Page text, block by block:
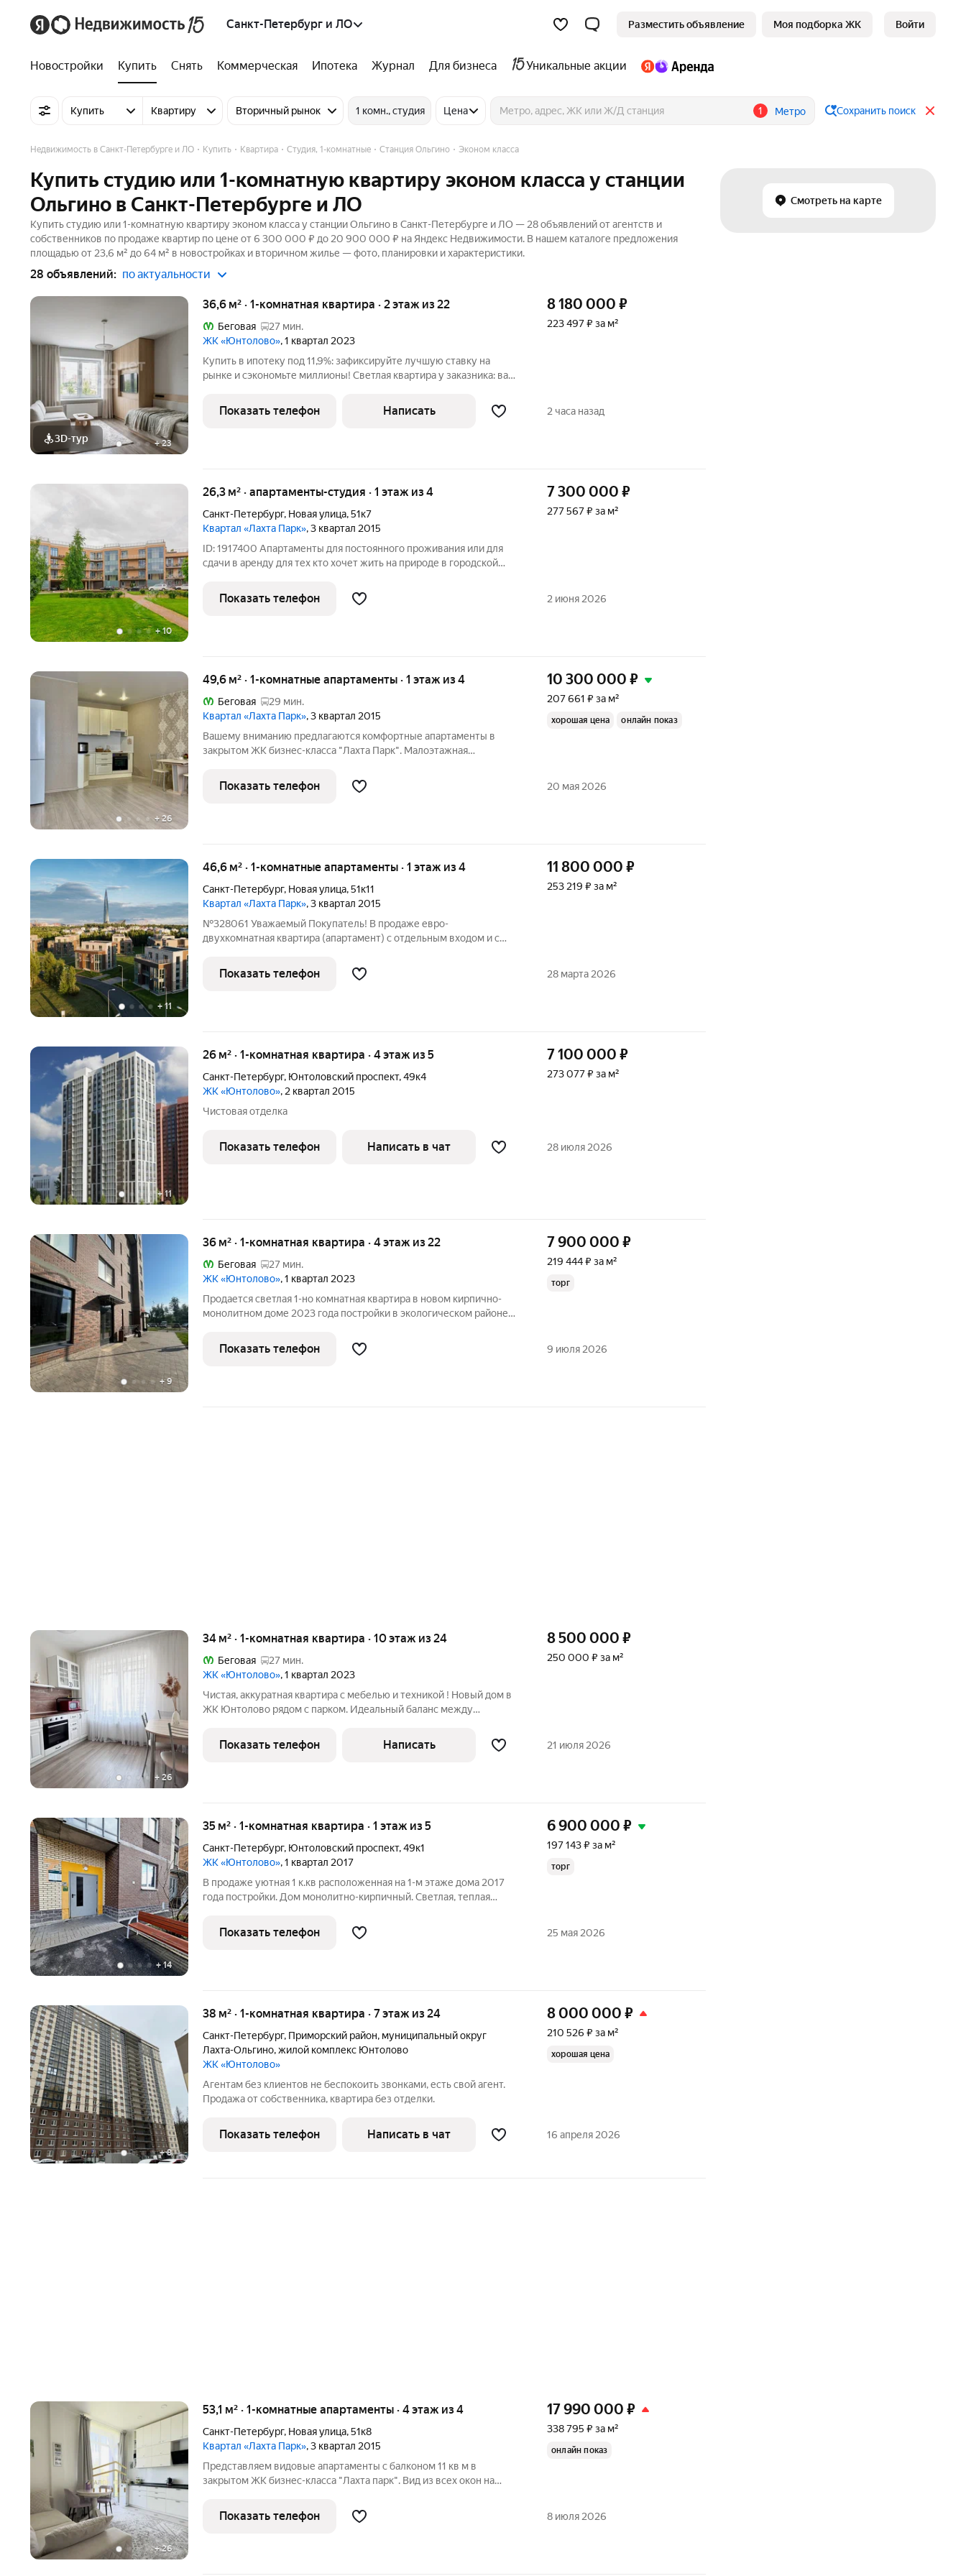
Санкт-Петербург и ЛО Разместить объявление Моя подборка ЖК Войти
Новостройки Купить Снять Коммерческая Ипотека Журнал Для бизнеса Уникальные акции
Купить Квартиру Вторичный рынок 1 комн., студия Цена 1 Метро Сохранить поиск
Смотреть на карте
Недвижимость в Санкт-Петербурге и ЛО Купить Квартира Студия, 1-комнатные Станция Ольгино Эконом класса
Купить студию или 1-комнатную квартиру эконом класса у станции
Ольгино в Санкт-Петербурге и ЛО
Купить студию или 1-комнатную квартиру эконом класса у станции Ольгино в Санкт-Петербурге и ЛО — 28 объявлений от агентств и
собственников по продаже квартир по цене от 6 300 000 ₽ до 20 900 000 ₽ на Яндекс Недвижимости. В нашем каталоге предложения
площадью от 23,6 м² до 64 м² в новостройках и вторичном жилье — фото, планировки и характеристики.
28 объявлений: по актуальности
3D-тур +23
36,6 м² · 1-комнатная квартира · 2 этаж из 22
Беговая
27 мин.
ЖК «Юнтолово», 1 квартал 2023
Купить в ипотеку под 11,9%: зафиксируйте лучшую ставку на
рынке и сэкономьте миллионы! Светлая квартира у заказника: ваш
объявлению мы прикрепили варианты 3D-рендера с примером
готового
8 180 000 ₽
223 497 ₽ за м²
Показать телефон Написать 2 часа назад
+10
26,3 м² · апартаменты-студия · 1 этаж из 4
Санкт-Петербург, Новая улица,51к7
Квартал «Лахта Парк», 3 квартал 2015
ID: 1917400 Апартаменты для постоянного проживания или для
сдачи в аренду для тех кто хочет жить на природе в городской
Парковка.Спа-комплекс на территории. Звоните! Сообщения
приходят
7 300 000 ₽
277 567 ₽ за м²
Показать телефон 2 июня 2026
+ 26
49,6 м² · 1-комнатные апартаменты · 1 этаж из 4
Беговая
29 мин.
Квартал «Лахта Парк», 3 квартал 2015
Вашему вниманию предлагаются комфортные апартаменты в
закрытом ЖК бизнеc-клacca "Лaхта Паpк". Малоэтажная
охрана и видеонаблюдение, ландшафтный дизайн территории,
внимательный подход к созданию
10 300 000 ₽
207 661 ₽ за м²
хорошая цена онлайн показ
Показать телефон 20 мая 2026
+ 11
46,6 м² · 1-комнатные апартаменты · 1 этаж из 4
Санкт-Петербург, Новая улица,51к11
Квартал «Лахта Парк», 3 квартал 2015
№328061 Уважаемый Покупатель! В продаже евро-
двухкомнатная квартира (апартамент) с отдельным входом и с
возможностью размещения зоны барбекю, детской площадки,
открытой зоны отдыха, с собственным
11 800 000 ₽
253 219 ₽ за м²
Показать телефон 28 марта 2026
+11
26 м² · 1-комнатная квартира · 4 этаж из 5
Санкт-Петербург, Юнтоловский проспект,49к4
ЖК «Юнтолово», 2 квартал 2015
Чистовая отделка
7 100 000 ₽
273 077 ₽ за м²
Показать телефон Написать в чат 28 июля 2026
+9
36 м² · 1-комнатная квартира · 4 этаж из 22
Беговая
27 мин.
ЖК «Юнтолово», 1 квартал 2023
Продается светлая 1-но комнатная квартира в новом кирпично-
монолитном доме 2023 года постройки в экологическом районе
лес, и солнечная сторона наполняет квартиру естественным
светом.
7 900 000 ₽
219 444 ₽ за м²
торг
Показать телефон 9 июля 2026
+ 26
34 м² · 1-комнатная квартира · 10 этаж из 24
Беговая
27 мин.
ЖК «Юнтолово», 1 квартал 2023
Чистая, аккуратная квартира с мебелью и техникой ! Новый дом в
ЖК Юнтолово рядом с парком. Идеальный баланс между
3 м балкон) дарит ощущение простора: квадратная кухня 10,7 м и
уютная
8 500 000 ₽
250 000 ₽ за м²
Показать телефон Написать 21 июля 2026
+14
35 м² · 1-комнатная квартира · 1 этаж из 5
Санкт-Петербург, Юнтоловский проспект,49к1
ЖК «Юнтолово», 1 квартал 2017
В продаже уютная 1 к.кв расположенная на 1-м этаже дома 2017
года постройки. Дом монолитно-кирпичный. Светлая, теплая
кв.м., кухня 8,8 кв.м. Высота потолков 2,65 м. В квартире окна
6 900 000 ₽
197 143 ₽ за м²
торг
Показать телефон 25 мая 2026
+8
38 м² · 1-комнатная квартира · 7 этаж из 24
Санкт-Петербург, Приморский район, муниципальный округ
Лахта-Ольгино,жилой комплекс Юнтолово
ЖК «Юнтолово»
Агентам без клиентов не беспокоить звонками, есть свой агент.
Продажа от собственника, квартира без отделки.
8 000 000 ₽
210 526 ₽ за м²
хорошая цена
Показать телефон Написать в чат 16 апреля 2026
+26
53,1 м² · 1-комнатные апартаменты · 4 этаж из 4
Санкт-Петербург, Новая улица,51к8
Квартал «Лахта Парк», 3 квартал 2015
Представляем видовые апартаменты с балконом 11 кв м в
закрытом ЖК бизнес-класса "Лахта парк". Вид из всех окон на
кв. М. Восходы и закаты впечатляющие. Множество птиц и зверей
приятно
17 990 000 ₽
338 795 ₽ за м²
онлайн показ
Показать телефон 8 июля 2026